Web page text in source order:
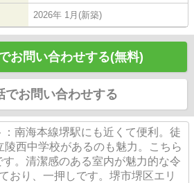
2026年 1月(新築)
お問い合わせする(無料)
でお問い合わせする
南海本線堺駅にも近くて便利。徒
西中学校があるのも魅力。こちら
。清潔感のある室内が魅力的な令
おり、一押しです。堺市堺区エリ